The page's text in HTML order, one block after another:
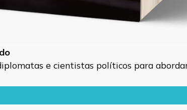
e cientistas políticos para